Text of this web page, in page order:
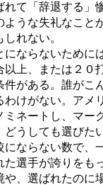
れて「辞退する」
ような失礼なこと
れない。
ならないために
以上、または２０
件がある。誰がこ
わけがない。アメ
ミネートし、マー
どうしても選びた
にならない数で、
た選手が誇りをも
や、選ばれたのに